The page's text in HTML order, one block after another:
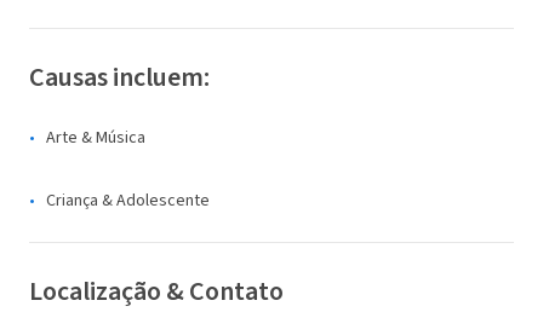
Causas incluem:
Arte & Música
Criança & Adolescente
Localização & Contato